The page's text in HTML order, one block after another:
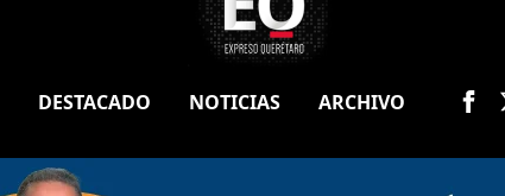
DESTACADO NOTICIAS ARCHIVO